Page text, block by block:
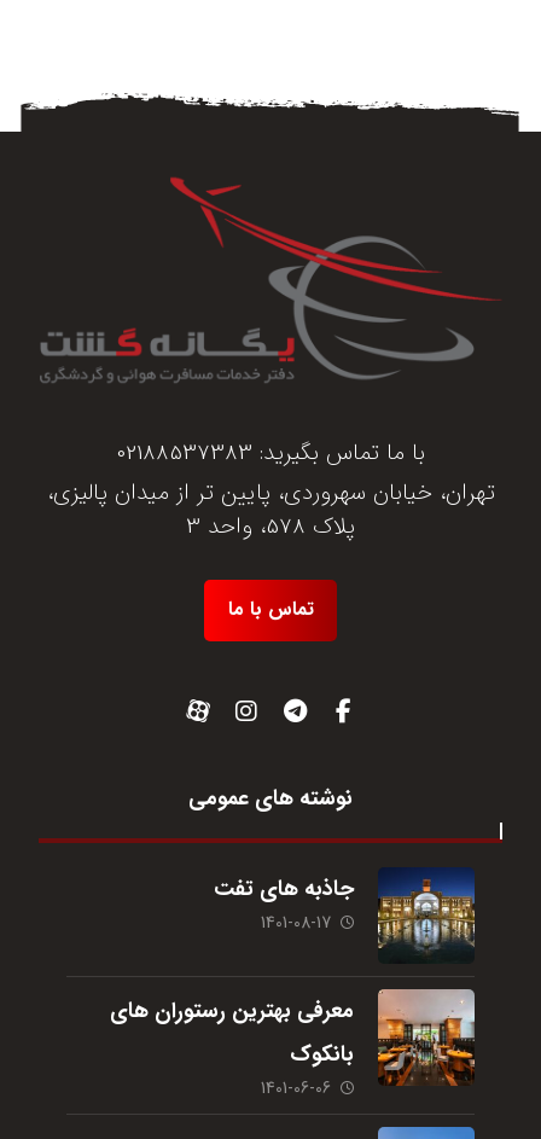
با ما تماس بگیرید: 02188537383
تهران، خیابان سهروردی، پایین تر از میدان پالیزی،
پلاک 578، واحد 3
تماس با ما
نوشته های عمومی
جاذبه های تفت
1401-08-17
معرفی بهترین رستوران های
بانکوک
1401-06-06